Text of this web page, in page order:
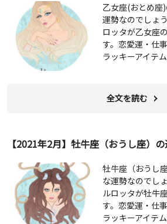
乙女座(おとめ座
運勢なのでしょ
ロッタが乙女座
す。恋愛運・仕
ラッキーアイテ
全文を読む
【2021年2月】牡牛座（おうし座）
牡牛座（おうし
な運勢なのでし
ルロッタが牡牛
す。恋愛運・仕
ラッキーアイテ